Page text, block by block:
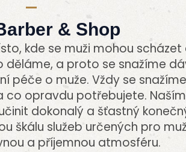
& Shop
kde se muži mohou scházet
děláme, a proto se snažíme
péče o muže. Vždy se snažíme
opravdu potřebujete. Naším
dokonalý a šťastný
škálu služeb určených pro
a příjemnou atmosféru.